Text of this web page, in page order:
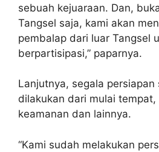
sebuah kejuaraan. Dan,
Tangsel saja, kami akan
pembalap dari luar Tangsel
berpartisipasi,” paparnya.
Lanjutnya, segala persiapan
dilakukan dari mulai
keamanan dan lainnya.
“Kami sudah melakukan